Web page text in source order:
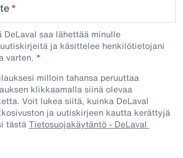
*
DeLaval saa lähettää minulle
ja käsittelee henkilötietojani
varten.
milloin tahansa peruuttaa
klikkaamalla siinä olevaa
Voit lukea siitä, kuinka DeLaval
ja uutiskirjeen kautta kerättyjä
tästäTietosuojakäytäntö - DeLaval